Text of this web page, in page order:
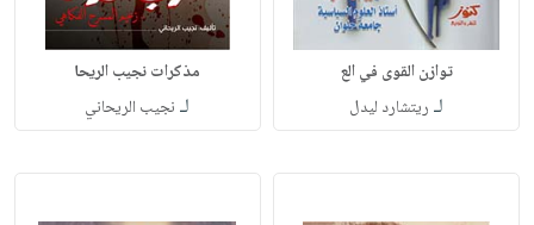
توازن القوى في الع
لـ ريتشارد ليدل
مذكرات نجيب الريحا
لـ نجيب الريحاني